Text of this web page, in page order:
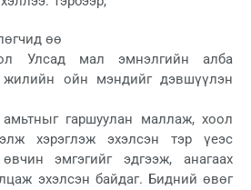
өө
Улсад мал эмнэлгийн алба
жилийн ойн мэндийг дэвшүүлэн
гаршуулан маллаж, хоол
хэрэглэж эхэлсэн тэр үеэс
эмгэгийг эдгээж, анагаах
эхэлсэн байдаг. Бидний өвөг